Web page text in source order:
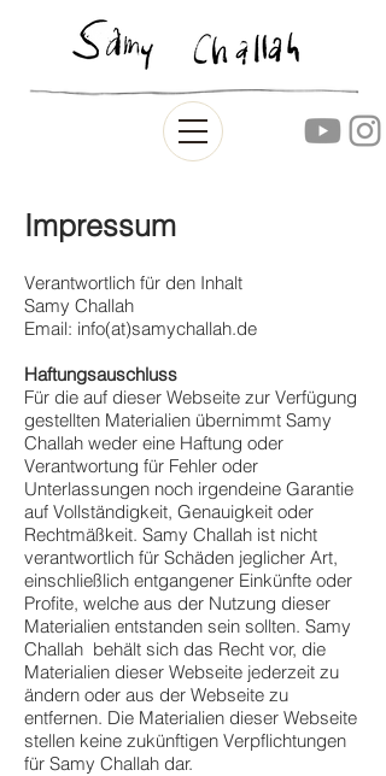
Impressum
Verantwortlich für den Inhalt
Samy Challah
Email: info(at)samychallah.de
Haftungsauschluss
Für die auf dieser Webseite zur Verfügung
gestellten Materialien übernimmt Samy
Challah weder eine Haftung oder
Verantwortung für Fehler oder
Unterlassungen noch irgendeine Garantie
auf Vollständigkeit, Genauigkeit oder
Rechtmäßkeit. Samy Challah ist nicht
verantwortlich für Schäden jeglicher Art,
einschließlich entgangener Einkünfte oder
Profite, welche aus der Nutzung dieser
Materialien entstanden sein sollten. Samy
Challah behält sich das Recht vor, die
Materialien dieser Webseite jederzeit zu
ändern oder aus der Webseite zu
entfernen. Die Materialien dieser Webseite
stellen keine zukünftigen Verpflichtungen
für Samy Challah dar.